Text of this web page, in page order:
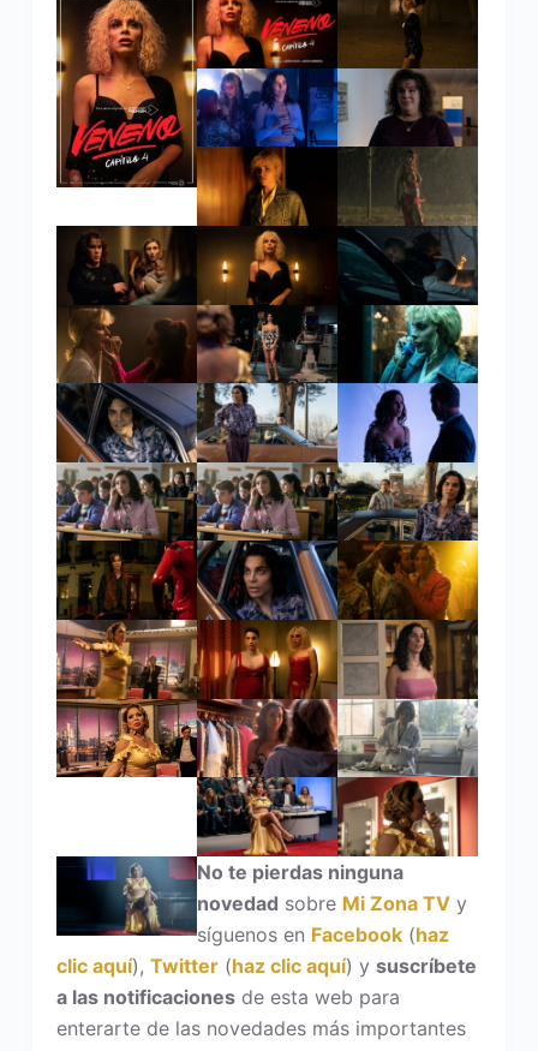
No te pierdas ninguna
novedad sobre Mi Zona TVy
síguenos en Facebook(haz
clic aquí), Twitter(haz clic aquí) y suscríbete
a las notificacionesde esta web para
enterarte de las novedades más importantes